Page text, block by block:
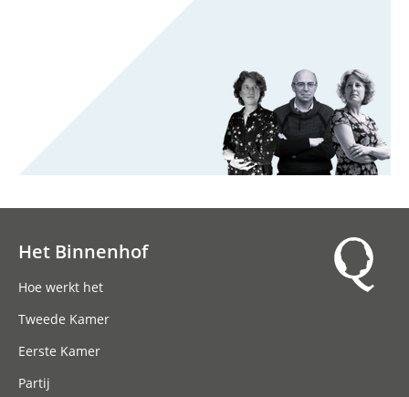
Het Binnenhof
Hoe werkt het
Tweede Kamer
Eerste Kamer
Partij